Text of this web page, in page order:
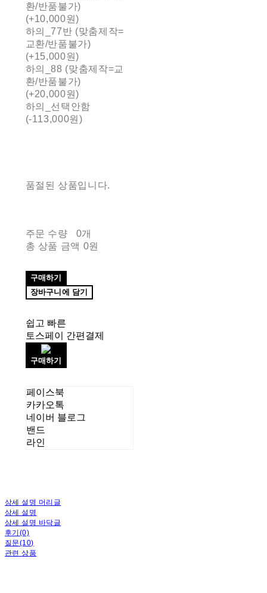
환/반품불가)
(+10,000원)
하의_77반 (맞춤제작=
교환/반품불가)
(+15,000원)
하의_88 (맞춤제작=교
환/반품불가)
(+20,000원)
하의_선택안함
(-113,000원)
품절된 상품입니다.
주문 수량
0개
총 상품 금액 0원
구매하기
장바구니에 담기
쉽고 빠른
토스페이 간편결제
구매하기
페이스북
카카오톡
네이버 블로그
밴드
라인
상세 설명 머리글
상세 설명
상세 설명 바닥글
후기(0)
질문(10)
관련 상품